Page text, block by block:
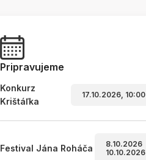
Pripravujeme
Konkurz
Krištáľka
17.10.2026, 10:00
Festival Jána Roháča
8.10.2026
10.10.2026